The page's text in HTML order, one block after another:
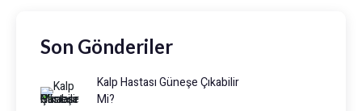
Son Gönderiler
Kalp Hastası Güneşe Çıkabilir
Mi?